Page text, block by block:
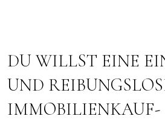
DU WILLST EINE
UND
IMMOBILIENKAUF-